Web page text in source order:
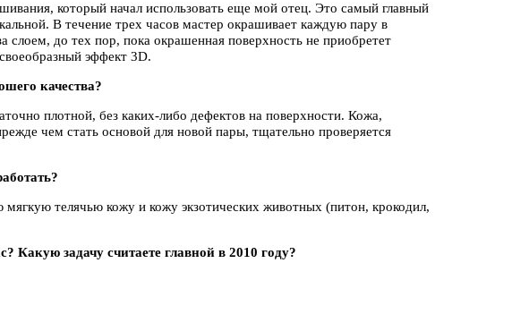
который начал использовать еще мой отец. Это самый главный
В течение трех часов мастер окрашивает каждую пару в
слоем, до тех пор, пока окрашенная поверхность не приобретет
эффект 3D.
качества?
плотной, без каких-либо дефектов на поверхности. Кожа,
чем стать основой для новой пары, тщательно проверяется
телячью кожу и кожу экзотических животных (питон, крокодил,
Какую задачу считаете главной в 2010 году?